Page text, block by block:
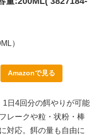
）
Amazonで見る
1日4回分の餌やりが可能
レークや粒・状粉・棒
対応。餌の量も自由に